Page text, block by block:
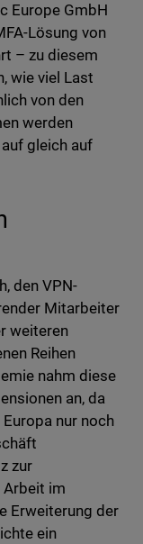
Europe GmbH
Lösung von
– zu diesem
wie viel Last
von den
werden
gleich auf
den VPN-
Mitarbeiter
weiteren
Reihen
nahm diese
an, da
nur noch
zur
Arbeit im
Erweiterung der
ein